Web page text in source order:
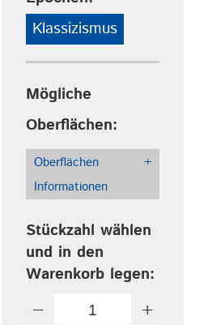
Klassizismus
Mögliche
Oberflächen:
Oberflächen
Informationen
+
Stückzahl wählen
und in den
Warenkorb legen:
− +